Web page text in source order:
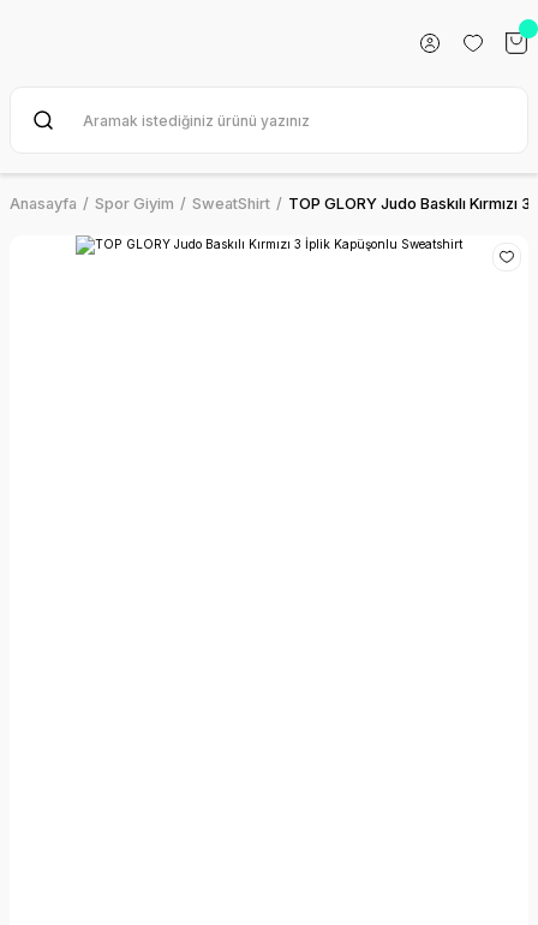
Anasayfa Spor Giyim SweatShirt TOP GLORY Judo Baskılı